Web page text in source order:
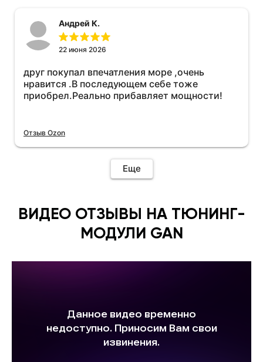
всё установилось по работе устройства
дополню позже ещё не проехал 120
км.Дополняю после пробега 120 км
более энергичный расход не
увеличился.Всем рекомендую к покупке.
Андрей К.
22 июня 2026
друг покупал впечатления море ,очень
нравится .В последующем себе тоже
приобрел.Реально прибавляет мощности!
Отзыв Ozon
Еще
ВИДЕО ОТЗЫВЫ НА ТЮНИНГ-
МОДУЛИ GAN